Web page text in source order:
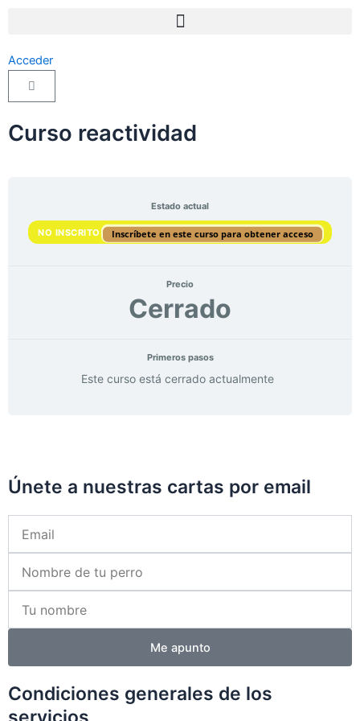
Acceder
Cart
Curso reactividad
Estado actual
NO INSCRITO Inscríbete en este curso para obtener acceso
Precio
Cerrado
Primeros pasos
Este curso está cerrado actualmente
Únete a nuestras cartas por email
perro
Me apunto
Condiciones generales de los